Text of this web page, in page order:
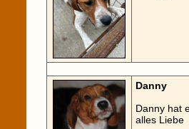
Danny
Danny hat
alles Liebe